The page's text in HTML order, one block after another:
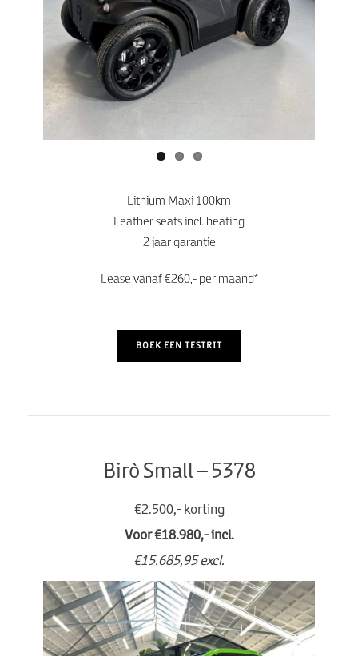
Lithium Maxi 100km
Leather seats incl. heating
2 jaar garantie
Lease vanaf €260,- per maand*
BOEK EEN TESTRIT
Birò Small – 5378
€2.500,- korting
Voor €18.980,- incl.
€15.685,95 excl.